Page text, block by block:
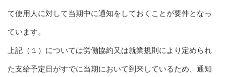
て使用人に対して当期中に通知をしておくことが要件となっ
ています。
上記（１）については労働協約又は就業規則により定められ
た支給予定日がすでに当期において到来しているため、通知